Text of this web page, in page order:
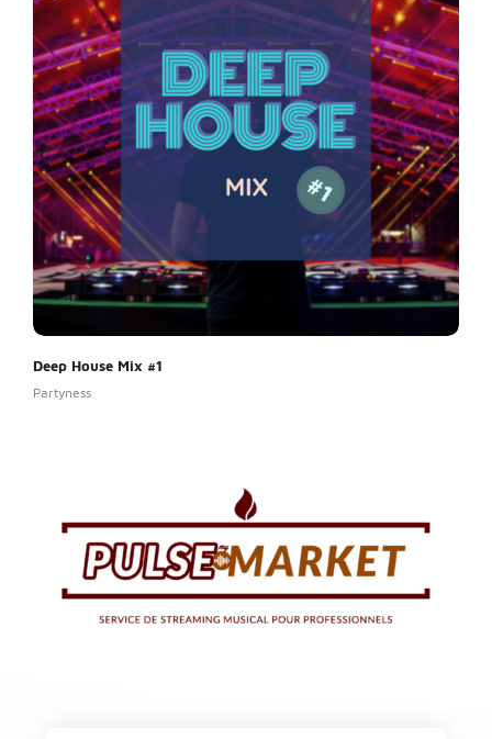
Deep House Mix #1
Partyness